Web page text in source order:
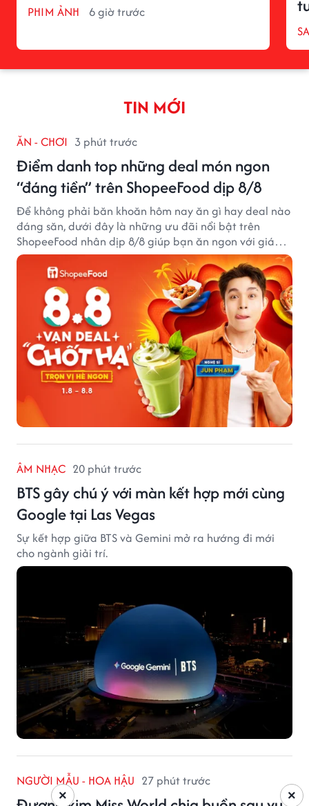
PHIM ẢNH 6 giờ trước
TIN MỚI
ĂN - CHƠI 3 phút trước
Điểm danh top những deal món ngon
“đáng tiền” trên ShopeeFood dịp 8/8
Để không phải băn khoăn hôm nay ăn gì hay deal nào
đáng săn, dưới đây là những ưu đãi nổi bật trên
ShopeeFood nhân dịp 8/8 giúp bạn ăn ngon với giá
hời mà không cần đắn đo.
ÂM NHẠC 20 phút trước
BTS gây chú ý với màn kết hợp mới cùng
Google tại Las Vegas
Sự kết hợp giữa BTS và Gemini mở ra hướng đi mới
cho ngành giải trí.
NGƯỜI MẪU - HOA HẬU 27 phút trước
×
×